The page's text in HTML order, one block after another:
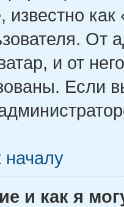
известно
От
и от
Если
началу
и как я